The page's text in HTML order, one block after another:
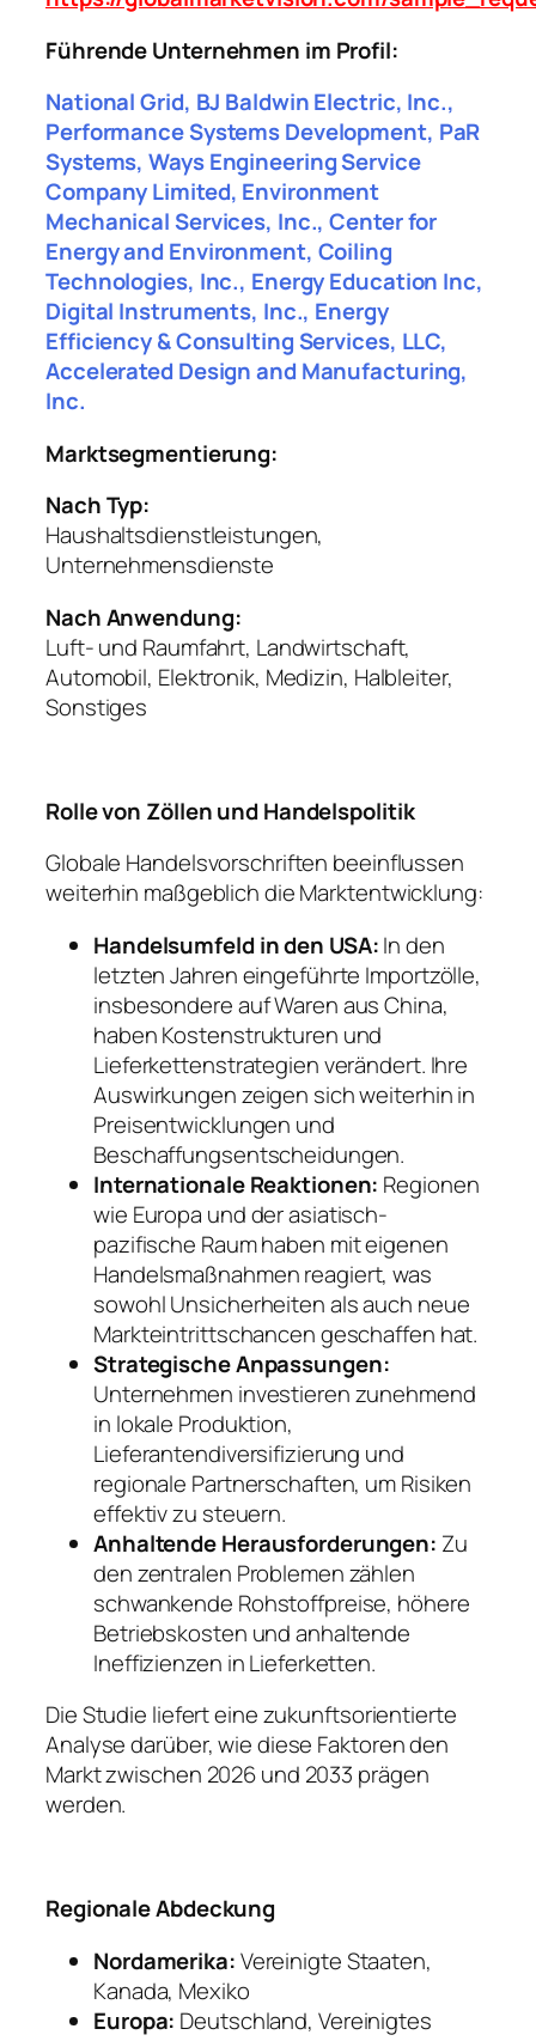
Führende Unternehmen im Profil:
National Grid, BJ Baldwin Electric, Inc.,
Performance Systems Development, PaR
Systems, Ways Engineering Service
Company Limited, Environment
Mechanical Services, Inc., Center for
Energy and Environment, Coiling
Technologies, Inc., Energy Education Inc,
Digital Instruments, Inc., Energy
Efficiency & Consulting Services, LLC,
Accelerated Design and Manufacturing,
Inc.
Marktsegmentierung:
Nach Typ:
Haushaltsdienstleistungen,
Unternehmensdienste
Nach Anwendung:
Luft- und Raumfahrt, Landwirtschaft,
Automobil, Elektronik, Medizin, Halbleiter,
Sonstiges
Rolle von Zöllen und Handelspolitik
Globale Handelsvorschriften beeinflussen
weiterhin maßgeblich die Marktentwicklung:
Handelsumfeld in den USA:In den
letzten Jahren eingeführte Importzölle,
insbesondere auf Waren aus China,
haben Kostenstrukturen und
Lieferkettenstrategien verändert. Ihre
Auswirkungen zeigen sich weiterhin in
Preisentwicklungen und
Beschaffungsentscheidungen.
Internationale Reaktionen: Regionen
wie Europa und der asiatisch-
pazifische Raum haben mit eigenen
Handelsmaßnahmen reagiert, was
sowohl Unsicherheiten als auch neue
Markteintrittschancen geschaffen hat.
Strategische Anpassungen:
Unternehmen investieren zunehmend
in lokale Produktion,
Lieferantendiversifizierung und
regionale Partnerschaften, um Risiken
effektiv zu steuern.
Anhaltende Herausforderungen: Zu
den zentralen Problemen zählen
schwankende Rohstoffpreise, höhere
Betriebskosten und anhaltende
Ineffizienzen in Lieferketten.
Die Studie liefert eine zukunftsorientierte
Analyse darüber, wie diese Faktoren den
Markt zwischen 2026 und 2033 prägen
werden.
Regionale Abdeckung
Nordamerika:Vereinigte Staaten,
Kanada, Mexiko
Europa: Deutschland, Vereinigtes